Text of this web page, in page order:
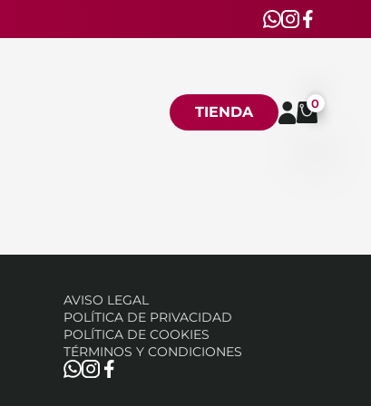
TIENDA 0
AVISO LEGAL
POLÍTICA DE PRIVACIDAD
POLÍTICA DE COOKIES
TÉRMINOS Y CONDICIONES